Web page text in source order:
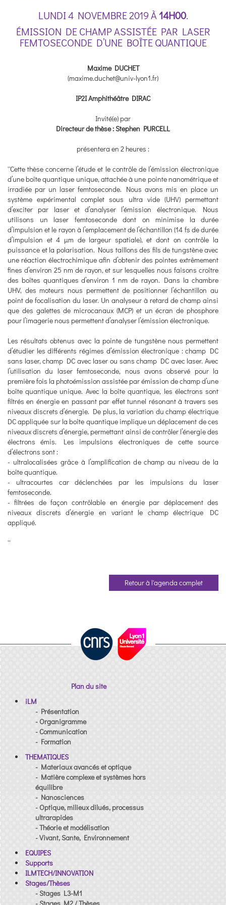
LUNDI 4 NOVEMBRE 2019 À14H00.
ÉMISSION DE CHAMP ASSISTÉE PAR LASER
FEMTOSECONDE D’UNE BOÎTE QUANTIQUE
Maxime DUCHET
(maxime.duchet@univ-lyon1.fr)
IP2I Amphithéâtre DIRAC
Invité(e) par
Directeur de thèse : Stephen PURCELL
présentera en 2 heures :
''Cette thèse concerne l’étude et le contrôle de l’émission électronique
d’une boîte quantique unique, attachée à une pointe nanométrique et
irradiée par un laser femtoseconde. Nous avons mis en place un
système expérimental complet sous ultra vide (UHV) permettant
d’exciter par laser et d’analyser l’émission électronique. Nous
utilisons un laser femtoseconde dont on minimise la durée
d’impulsion et le rayon à l’emplacement de l’échantillon (14 fs de durée
d’impulsion et 4 μm de largeur spatiale), et dont on contrôle la
puissance et la polarisation. Nous taillons des fils de tungstène avec
une réaction électrochimique afin d’obtenir des pointes extrêmement
fines d’environ 25 nm de rayon, et sur lesquelles nous faisons croître
des boîtes quantiques d’environ 1 nm de rayon. Dans la chambre
UHV, des moteurs nous permettent de positionner l’échantillon au
point de focalisation du laser. Un analyseur à retard de champ ainsi
que des galettes de microcanaux (MCP) et un écran de phosphore
pour l’imagerie nous permettent d’analyser l’émission électronique.
Les résultats obtenus avec la pointe de tungstène nous permettent
d’étudier les différents régimes d’émission électronique : champ DC
sans laser, champ DC avec laser ou sans champ DC avec laser. Avec
l’utilisation du laser femtoseconde, nous avons observé pour la
première fois la photoémission assistée par émission de champ d’une
boîte quantique unique. Avec la boîte quantique, les électrons sont
filtrés en énergie en passant par effet tunnel résonant à travers ses
niveaux discrets d’énergie. De plus, la variation du champ électrique
DC appliquée sur la boîte quantique implique un déplacement de ces
niveaux discrets d’énergie, permettant ainsi de contrôler l’énergie des
électrons émis. Les impulsions électroniques de cette source
d’électrons sont :
- ultralocalisées grâce à l’amplification de champ au niveau de la
boîte quantique.
- ultracourtes car déclenchées par les impulsions du laser
femtoseconde.
- filtrées de façon contrôlable en énergie par déplacement des
niveaux discrets d’énergie en variant le champ électrique DC
appliqué.
''
Retour à l'agenda complet
Plan du site
iLM
- Présentation
- Organigramme
- Communication
- Formation
THEMATIQUES
- Materiaux avancés et optique
- Matière complexe et systèmes hors
équilibre
- Nanosciences
- Optique, milieux dilués, processus
ultrarapides
- Théorie et modélisation
- Vivant, Sante, Environnement
EQUIPES
Supports
ILMTECH/INNOVATION
Stages/Thèses
- Stages L3-M1
- Stages M2 / Thèses